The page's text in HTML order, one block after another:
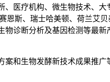
医疗机构、微生物技术、大
恩斯、瑞士哈美顿、荷兰艾贝
诊断分析及基因检测等最新
和生物发酵新技术成果推广